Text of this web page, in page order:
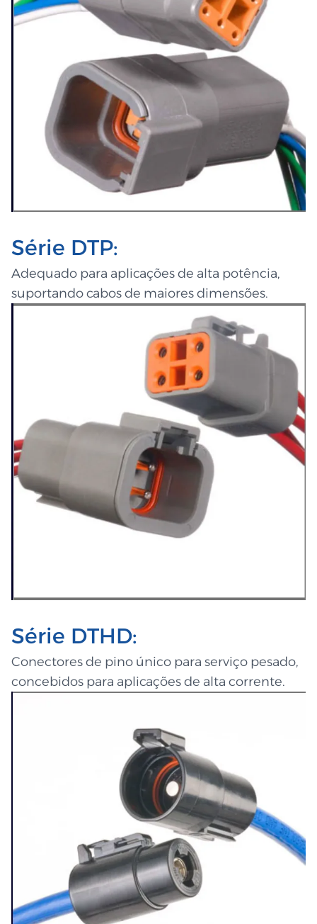
Série DTP:
Adequado para aplicações de alta potência,
suportando cabos de maiores dimensões.
Série DTHD:
Conectores de pino único para serviço pesado,
concebidos para aplicações de alta corrente.